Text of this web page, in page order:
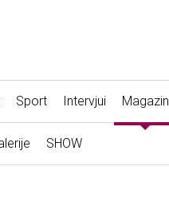
Sport Intervjui Magazin
SHOW